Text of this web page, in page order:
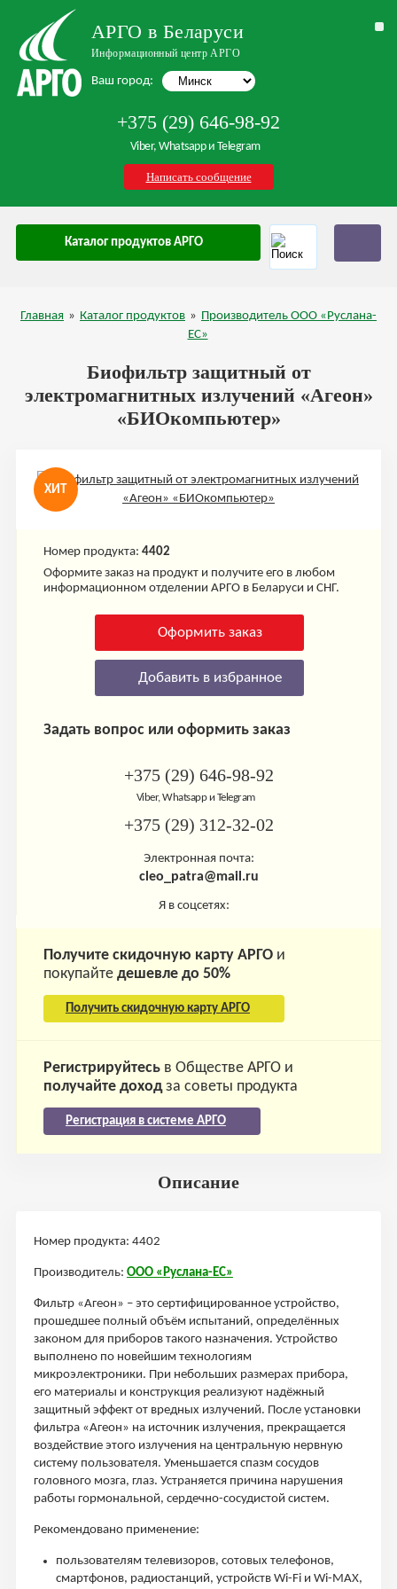
АРГО в Беларуси
Информационный центр АРГО
Ваш город:
+375 (29) 646-98-92
Viber, Whatsapp и Telegram
Написать сообщение
Каталог продуктов АРГО
Главная » Каталог продуктов » Производитель ООО «Руслана-
ЕС»
Биофильтр защитный от
электромагнитных излучений «Агеон»
«БИОкомпьютер»
ХИТ
Номер продукта: 4402
Оформите заказ на продукт и получите его в любом
информационном отделении АРГО в Беларуси и СНГ.
Оформить заказ
Добавить в избранное
Задать вопрос или оформить заказ
+375 (29) 646-98-92
Viber, Whatsapp и Telegram
+375 (29) 312-32-02
Электронная почта:
cleo_patra@mail.ru
Я в соцсетях:
Получите скидочную карту АРГОи
покупайте дешевле до 50%
Получить скидочную карту АРГО
Регистрируйтесьв Обществе АРГО и
получайте доходза советы продукта
Регистрация в системе АРГО
Описание
Номер продукта: 4402
Производитель: ООО «Руслана-ЕС»
Фильтр «Агеон» – это сертифицированное устройство,
прошедшее полный объём испытаний, определённых
законом для приборов такого назначения. Устройство
выполнено по новейшим технологиям
микроэлектроники. При небольших размерах прибора,
его материалы и конструкция реализуют надёжный
защитный эффект от вредных излучений. После установки
фильтра «Агеон» на источник излучения, прекращается
воздействие этого излучения на центральную нервную
систему пользователя. Уменьшается спазм сосудов
головного мозга, глаз. Устраняется причина нарушения
работы гормональной, сердечно-сосудистой систем.
Рекомендовано применение:
пользователям телевизоров, сотовых телефонов,
смартфонов, радиостанций, устройств Wi-Fi и Wi-MAX,